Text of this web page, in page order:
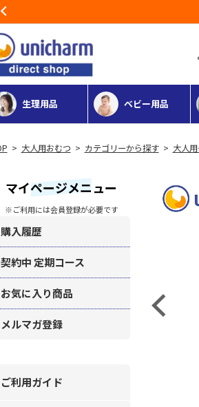
生理用品 ベビー用品
> 大人用おむつ > カテゴリーから探す> 大人
マイページメニュー
※ご利用には会員登録が必要です
購入履歴
契約中 定期コース
お気に入り商品
メルマガ登録
ご利用ガイド
Previous